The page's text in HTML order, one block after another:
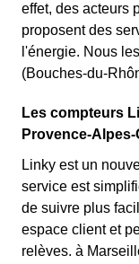
effet, des acteurs
proposent des
l'énergie. Nous
(Bouches-du-
Les compteurs
Provence-
Linky est un
service est
de suivre plus
espace client et
relèves. à